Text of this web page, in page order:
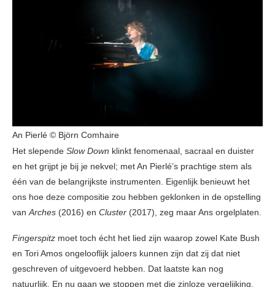
An Pierlé © Björn Comhaire
Het slepende Slow Down klinkt fenomenaal, sacraal en duister
en het grijpt je bij je nekvel; met An Pierlé’s prachtige stem als
één van de belangrijkste instrumenten. Eigenlijk benieuwt het
ons hoe deze compositie zou hebben geklonken in de opstelling
vanArches (2016) en Cluster (2017), zeg maar Ans orgelplaten.
Fingerspitz moet toch écht het lied zijn waarop zowel Kate Bush
en Tori Amos ongelooflijk jaloers kunnen zijn dat zij dat niet
geschreven of uitgevoerd hebben. Dat laatste kan nog
natuurlijk. En nu gaan we stoppen met die zinloze vergelijking.